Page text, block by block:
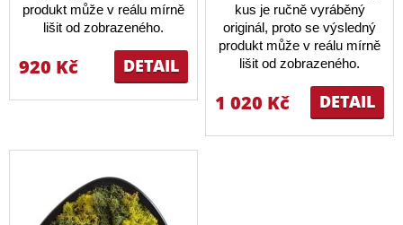
produkt může v reálu mírně
lišit od zobrazeného.
DETAIL
920 Kč
kus je ručně vyráběný
originál, proto se výsledný
produkt může v reálu mírně
lišit od zobrazeného.
DETAIL
1 020 Kč